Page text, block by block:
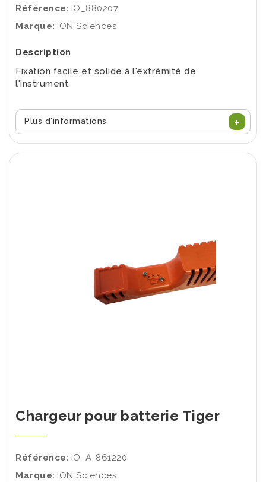
Référence: IO_880207
Marque: ION Sciences
Description
Fixation facile et solide à l'extrémité de
l'instrument.
Plus d'informations
Chargeur pour batterie Tiger
Référence: IO_A-861220
Marque: ION Sciences